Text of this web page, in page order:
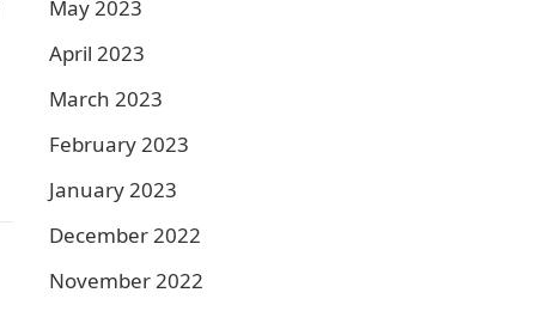
May 2023
April 2023
March 2023
February 2023
January 2023
December 2022
November 2022